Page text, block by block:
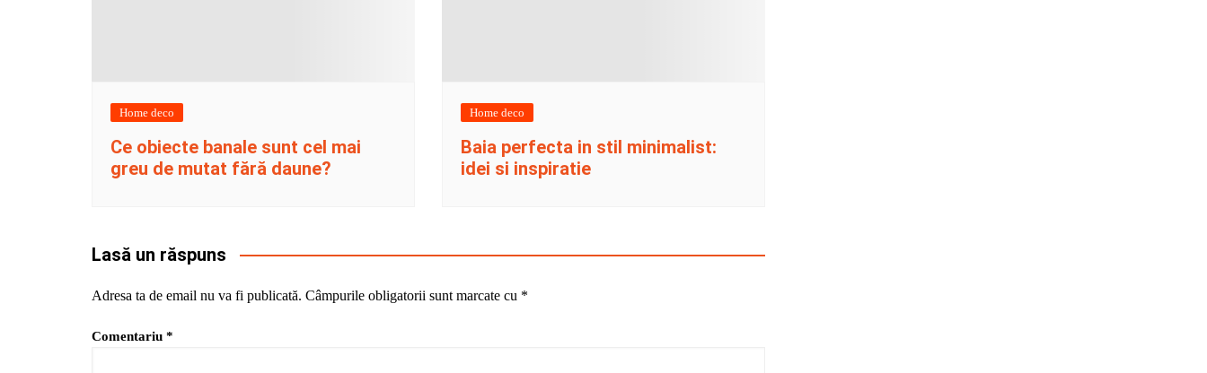
Home deco
Ce obiecte banale sunt cel mai
greu de mutat fără daune?
Home deco
Baia perfecta in stil minimalist:
idei si inspiratie
Lasă un răspuns
Adresa ta de email nu va fi publicată. Câmpurile obligatorii sunt marcate cu *
Comentariu *